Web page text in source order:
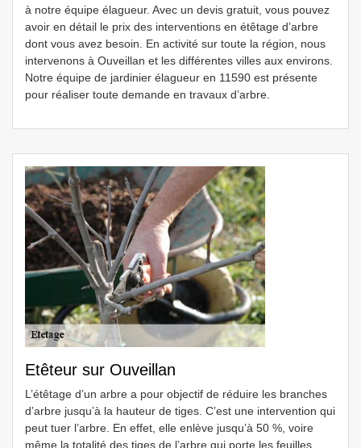
à notre équipe élagueur. Avec un devis gratuit, vous pouvez
avoir en détail le prix des interventions en étêtage d’arbre
dont vous avez besoin. En activité sur toute la région, nous
intervenons à Ouveillan et les différentes villes aux environs.
Notre équipe de jardinier élagueur en 11590 est présente
pour réaliser toute demande en travaux d’arbre.
Etêteur sur Ouveillan
L’étêtage d’un arbre a pour objectif de réduire les branches
d’arbre jusqu’à la hauteur de tiges. C’est une intervention qui
peut tuer l’arbre. En effet, elle enlève jusqu’à 50 %, voire
même la totalité des tiges de l’arbre qui porte les feuilles.